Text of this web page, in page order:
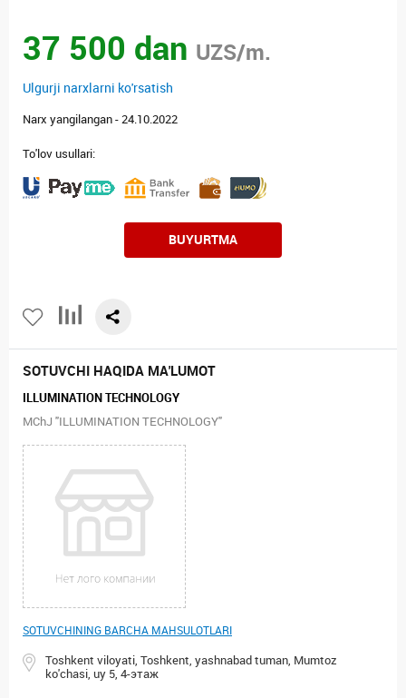
37 500 dan UZS/m.
Ulgurji narxlarni ko'rsatish
Narx yangilangan - 24.10.2022
To'lov usullari:
BUYURTMA
SOTUVCHI HAQIDA MA'LUMOT
ILLUMINATION TECHNOLOGY
MChJ "ILLUMINATION TECHNOLOGY"
SOTUVCHINING BARCHA MAHSULOTLARI
Toshkent viloyati, Toshkent, yashnabad tuman, Mumtoz
ko'chasi, uy 5, 4-этаж